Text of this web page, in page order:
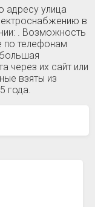
адресу улица
в
. Возможность
по телефонам
через их сайт или
взяты из
года.